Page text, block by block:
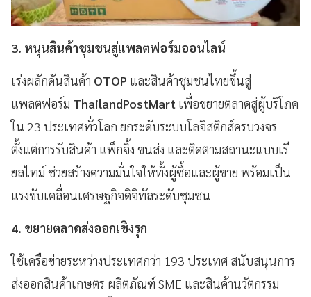
3. หนุนสินค้าชุมชนสู่แพลตฟอร์มออนไลน์
เร่งผลักดันสินค้า OTOP และสินค้าชุมชนไทยขึ้นสู่
แพลตฟอร์ม ThailandPostMart เพื่อขยายตลาดสู่ผู้บริโภค
ใน 23 ประเทศทั่วโลก ยกระดับระบบโลจิสติกส์ครบวงจร
ตั้งแต่การรับสินค้า แพ็กจิ้ง ขนส่ง และติดตามสถานะแบบเรี
ยลไทม์ ช่วยสร้างความมั่นใจให้ทั้งผู้ซื้อและผู้ขาย พร้อมเป็น
แรงขับเคลื่อนเศรษฐกิจดิจิทัลระดับชุมชน
4. ขยายตลาดส่งออกเชิงรุก
ใช้เครือข่ายระหว่างประเทศกว่า 193 ประเทศ สนับสนุนการ
ส่งออกสินค้าเกษตร ผลิตภัณฑ์ SME และสินค้านวัตกรรม